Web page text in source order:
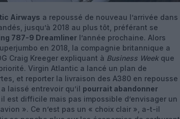
Airways a repoussé de nouveau l’arrivée dans
jusqu’à 2018 au plus tôt, préférant se
787-9 Dreamliner l’année prochaine. Alors
en 2018, la compagnie britannique a
Craig Kreeger expliquant à Business Week que
Virgin Atlantic a lancé un plan de
et reporter la livraison des A380 en repousse
laissé entrevoir qu’il pourrait abandonner
est difficile mais pas impossible d’envisager un
». Ce n’est pas un « choix clair », a-t-il